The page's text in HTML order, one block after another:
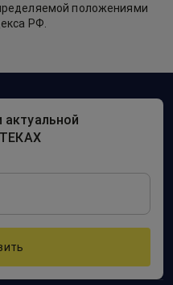
положениями
РФ.
актуальной